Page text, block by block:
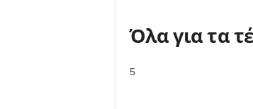
Όλα για τα
5